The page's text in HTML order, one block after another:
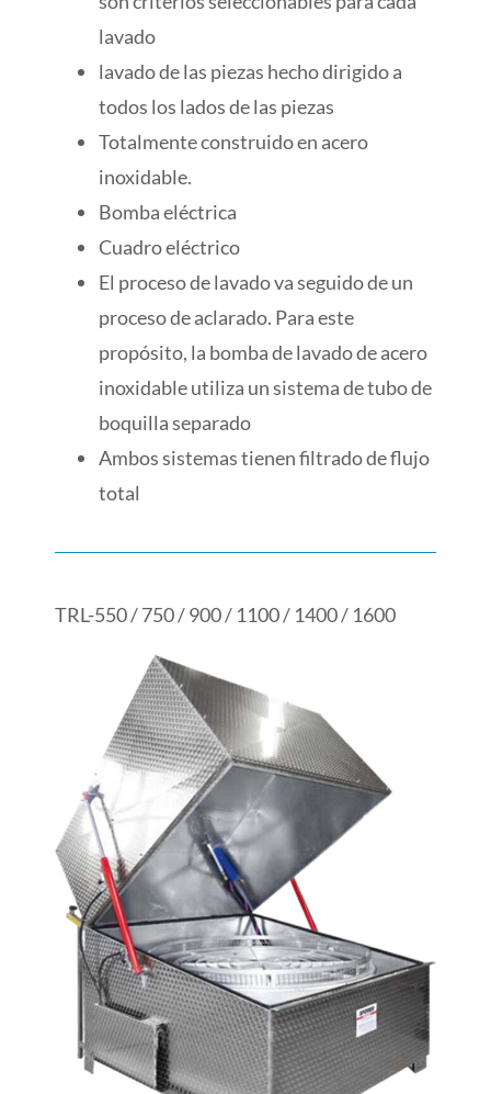
lavado
lavado de las piezas hecho dirigido a
todos los lados de las piezas
Totalmente construido en acero
inoxidable.
Bomba eléctrica
Cuadro eléctrico
El proceso de lavado va seguido de un
proceso de aclarado. Para este
propósito, la bomba de lavado de acero
inoxidable utiliza un sistema de tubo de
boquilla separado
Ambos sistemas tienen filtrado de flujo
total
TRL-550 / 750 / 900 / 1100 / 1400 / 1600